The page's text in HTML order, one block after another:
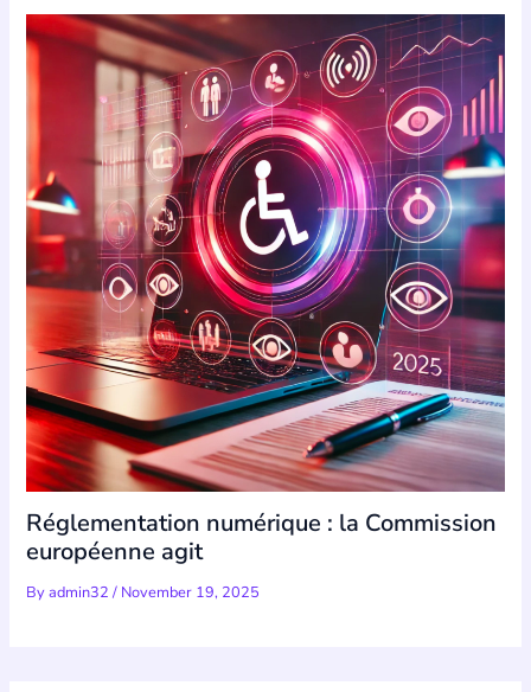
Réglementation numérique : la Commission
européenne agit
Byadmin32/ November 19, 2025